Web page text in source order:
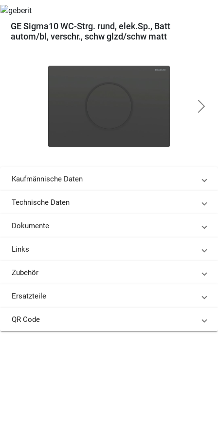
GE Sigma10 WC-Strg. rund, elek.Sp., Batt
autom/bl, verschr., schw glzd/schw matt
Kaufmännische Daten
Technische Daten
Dokumente
Links
Zubehör
Ersatzteile
QR Code